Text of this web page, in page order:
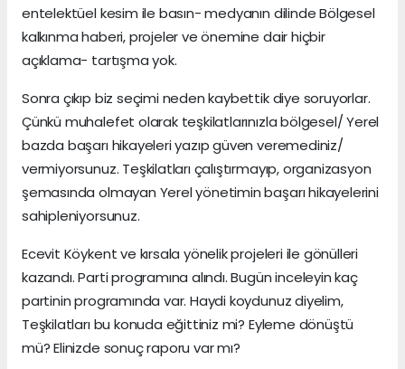
entelektüel kesim ile basın- medyanın dilinde Bölgesel
kalkınma haberi, projeler ve önemine dair hiçbir
açıklama- tartışma yok.
Sonra çıkıp biz seçimi neden kaybettik diye soruyorlar.
Çünkü muhalefet olarak teşkilatlarınızla bölgesel/ Yerel
bazda başarı hikayeleri yazıp güven veremediniz/
vermiyorsunuz. Teşkilatları çalıştırmayıp, organizasyon
şemasında olmayan Yerel yönetimin başarı hikayelerini
sahipleniyorsunuz.
Ecevit Köykent ve kırsala yönelik projeleri ile gönülleri
kazandı. Parti programına alındı. Bugün inceleyin kaç
partinin programında var. Haydi koydunuz diyelim,
Teşkilatları bu konuda eğittiniz mi? Eyleme dönüştü
mü? Elinizde sonuç raporu var mı?